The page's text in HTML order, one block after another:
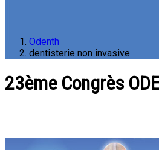
Odenth
dentisterie non invasive
23ème Congrès